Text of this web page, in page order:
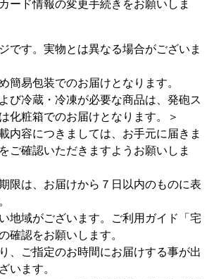
ード情報の変更手続きをお願いしま
です。実物とは異なる場合がございま
簡易包装でのお届けとなります。
び冷蔵・冷凍が必要な商品は、発砲ス
化粧箱でのお届けとなります。＞
内容につきましては、お手元に届きま
ご確認いただきますようお願いしま
限は、お届けから７日以内のものに表
地域がございます。ご利用ガイド「宅
確認をお願いします。
、ご指定のお時間にお届けする事が出
います。